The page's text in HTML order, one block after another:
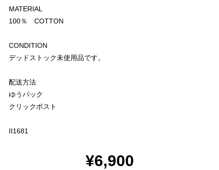
MATERIAL
100％ COTTON
CONDITION
デッドストック未使用品です。
配送方法
ゆうパック
クリックポスト
II1681
¥6,900